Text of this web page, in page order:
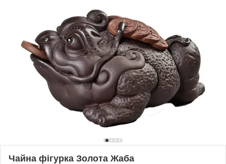
Чайна фігурка Золота Жаба